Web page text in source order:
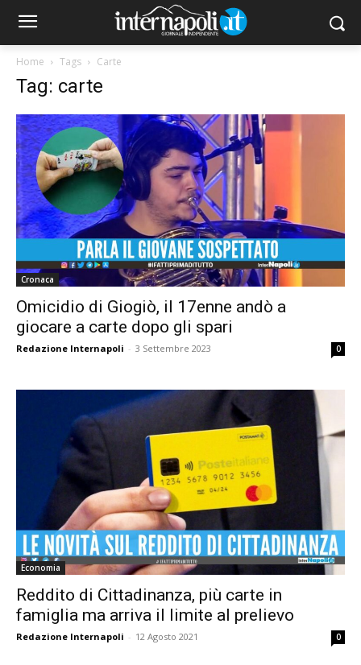
Home Tags Carte
Tag: carte
Cronaca
Omicidio di Giogiò, il 17enne andò a
giocare a carte dopo gli spari
Redazione Internapoli - 3 Settembre 2023 0
Economia
Reddito di Cittadinanza, più carte in
famiglia ma arriva il limite al prelievo
Redazione Internapoli - 12 Agosto 2021 0